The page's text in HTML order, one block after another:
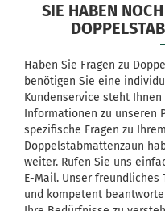
SIE HABEN
Haben Sie Fragen zu
benötigen Sie eine
Kundenservice steht Ihnen
Informationen zu unseren
spezifische Fragen zu
Doppelstabmattenzaun
weiter. Rufen Sie uns
E-Mail. Unser freundliches
und kompetent